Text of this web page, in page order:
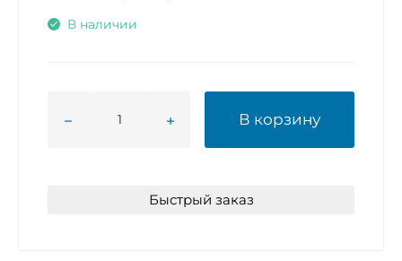
В наличии
В корзину
Быстрый заказ